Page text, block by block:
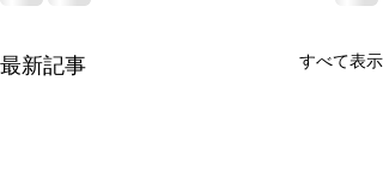
最新記事 すべて表示